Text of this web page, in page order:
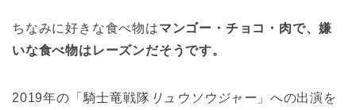
ちなみに好きな食べ物はマンゴー・チョコ・肉で、嫌
いな食べ物はレーズンだそうです。
2019年の「騎士竜戦隊 リュウソウジャー 」への出演を